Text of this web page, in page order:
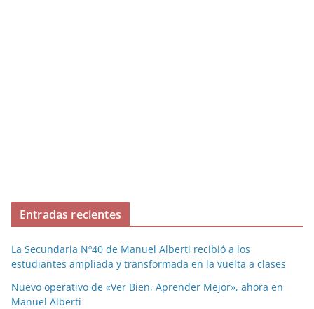
Entradas recientes
La Secundaria Nº40 de Manuel Alberti recibió a los
estudiantes ampliada y transformada en la vuelta a clases
Nuevo operativo de «Ver Bien, Aprender Mejor», ahora en
Manuel Alberti